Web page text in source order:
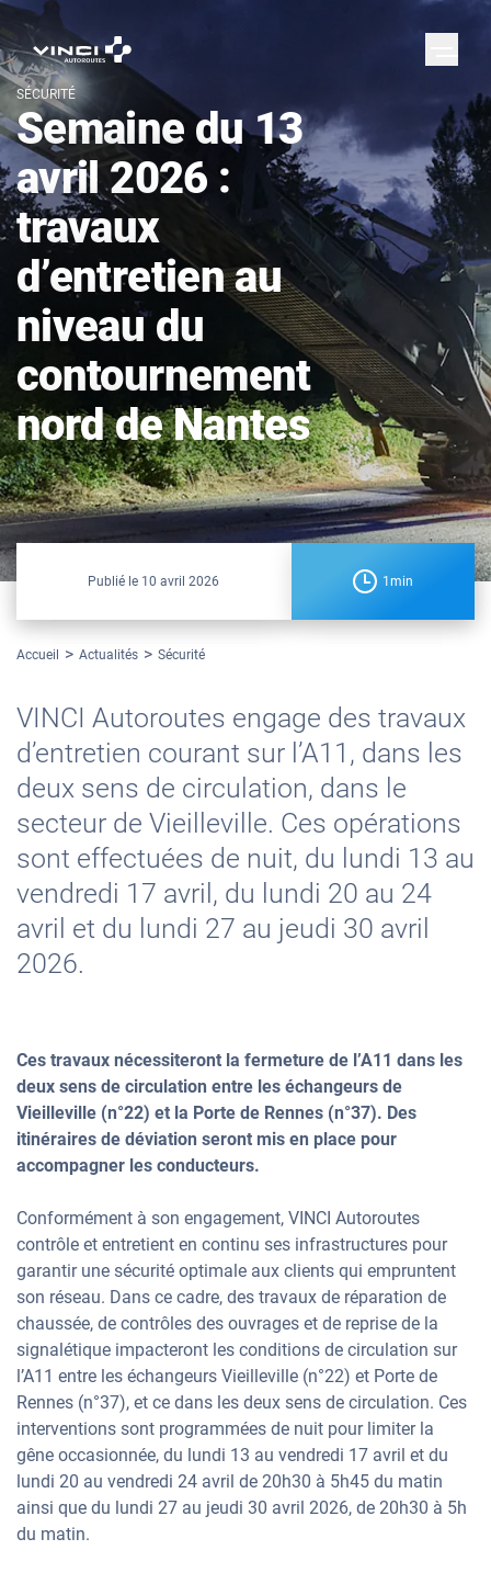
SÉCURITÉ
Semaine du 13
avril 2026 :
travaux
d’entretien au
niveau du
contournement
nord de Nantes
Publié le 10 avril 2026 1min
Accueil Actualités Sécurité
VINCI Autoroutes engage des travaux
d’entretien courant sur l’A11, dans les
deux sens de circulation, dans le
secteur de Vieilleville. Ces opérations
sont effectuées de nuit, du lundi 13 au
vendredi 17 avril, du lundi 20 au 24
avril et du lundi 27 au jeudi 30 avril
2026.
Ces travaux nécessiteront la fermeture de l’A11 dans les
deux sens de circulation entre les échangeurs de
Vieilleville (n°22) et la Porte de Rennes (n°37). Des
itinéraires de déviation seront mis en place pour
accompagner les conducteurs.
Conformément à son engagement, VINCI Autoroutes
contrôle et entretient en continu ses infrastructures pour
garantir une sécurité optimale aux clients qui empruntent
son réseau. Dans ce cadre, des travaux de réparation de
chaussée, de contrôles des ouvrages et de reprise de la
signalétique impacteront les conditions de circulation sur
l’A11 entre les échangeurs Vieilleville (n°22) et Porte de
Rennes (n°37), et ce dans les deux sens de circulation. Ces
interventions sont programmées de nuit pour limiter la
gêne occasionnée, du lundi 13 au vendredi 17 avril et du
lundi 20 au vendredi 24 avril de 20h30 à 5h45 du matin
ainsi que du lundi 27 au jeudi 30 avril 2026, de 20h30 à 5h
du matin.